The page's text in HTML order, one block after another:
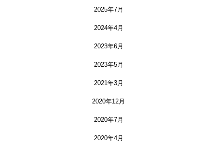
2025年7月
2024年4月
2023年6月
2023年5月
2021年3月
2020年12月
2020年7月
2020年4月